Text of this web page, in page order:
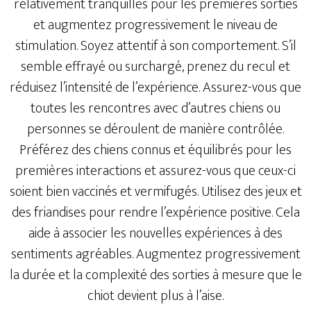
et augmentez progressivement le niveau de
stimulation. Soyez attentif à son comportement. S’il
semble effrayé ou surchargé, prenez du recul et
réduisez l’intensité de l’expérience. Assurez-vous que
toutes les rencontres avec d’autres chiens ou
personnes se déroulent de manière contrôlée.
Préférez des chiens connus et équilibrés pour les
premières interactions et assurez-vous que ceux-ci
soient bien vaccinés et vermifugés. Utilisez des jeux et
des friandises pour rendre l’expérience positive. Cela
aide à associer les nouvelles expériences à des
sentiments agréables. Augmentez progressivement
la durée et la complexité des sorties à mesure que le
chiot devient plus à l’aise.